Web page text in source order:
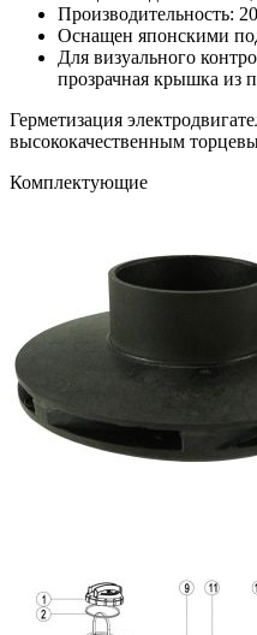
Производительность:
Оснащен японскими
Для визуального
прозрачная крышка из
Герметизация
высококачественным
Комплектующие